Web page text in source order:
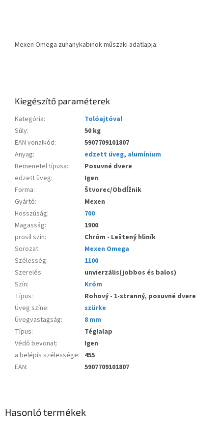
Mexen Omega zuhanykabinok műszaki adatlapja:
Kiegészítő paraméterek
Kategória:
Tolóajtóval
Súly:
50 kg
EAN vonalkód:
5907709101807
Anyag: edzett üveg, alumínium
Bemenetel típusa:
Posuvné dvere
edzett üveg:
Igen
Forma:
Štvorec/Obdĺžnik
Gyártó:
Mexen
Hosszúság:
700
Magasság:
1900
prosil szín:
Chróm - Leštený hliník
Sorozat:
Mexen Omega
Szélesség:
1100
Szerelés:
unvierzális(jobbos és balos)
Szín:
Króm
Típus:
Rohový - 1-stranný, posuvné dvere
Üveg színe:
szürke
Üvegvastagság:
8 mm
Típus:
Téglalap
Védő bevonat:
Igen
a belépís szélessége: 455
EAN: 5907709101807
Hasonló termékek